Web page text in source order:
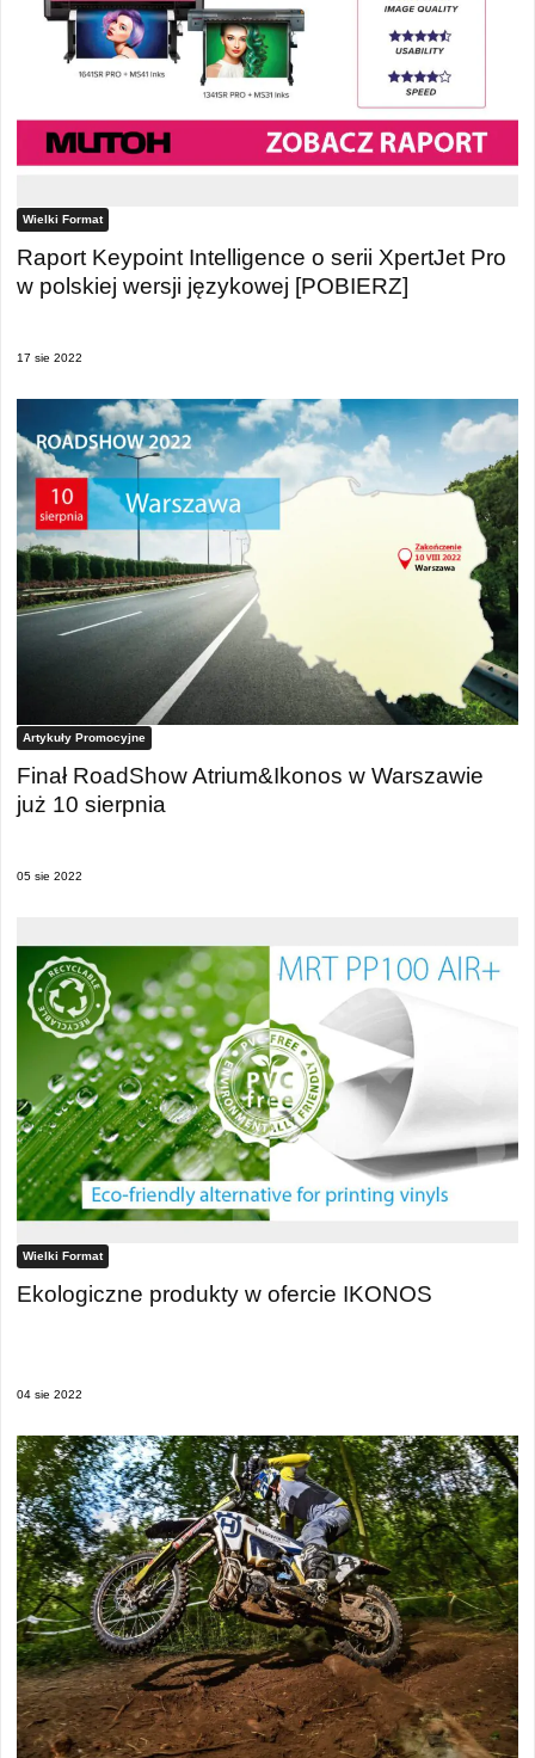
Wielki Format
Raport Keypoint Intelligence o serii XpertJet Pro
w polskiej wersji językowej [POBIERZ]
17 sie 2022
Artykuły Promocyjne
Finał RoadShow Atrium&Ikonos w Warszawie
już 10 sierpnia
05 sie 2022
Wielki Format
Ekologiczne produkty w ofercie IKONOS
04 sie 2022